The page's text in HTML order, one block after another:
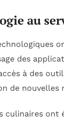
au
des
à des
de nouvelles
culinaires ont